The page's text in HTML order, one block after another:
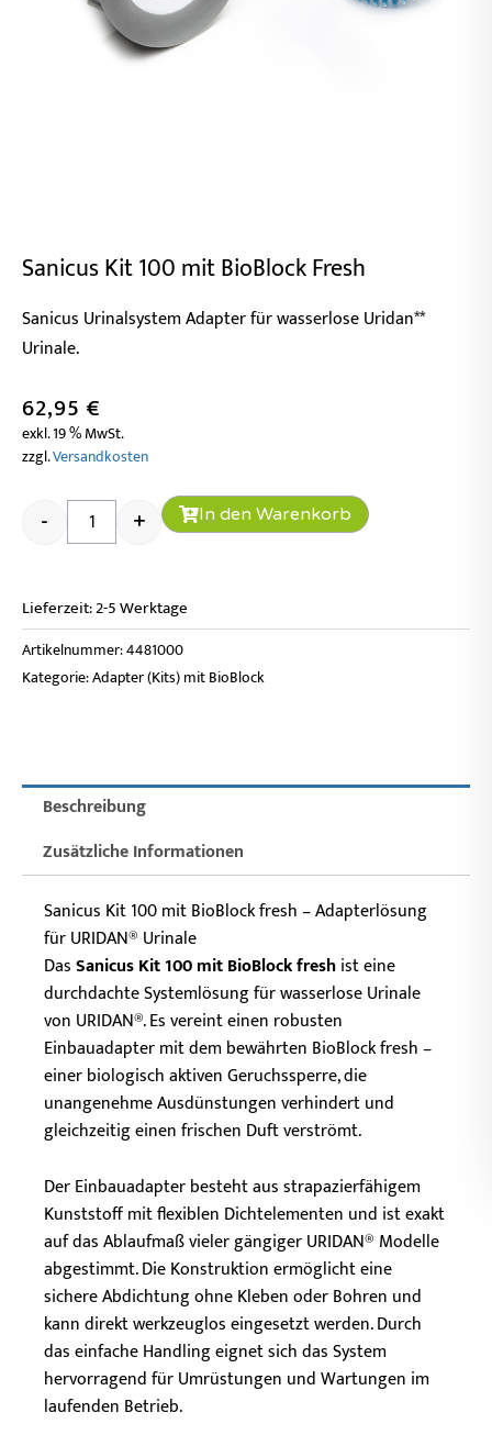
Sanicus Kit 100 mit BioBlock Fresh
Sanicus Urinalsystem Adapter für wasserlose Uridan**
Urinale.
62,95 €
exkl. 19 % MwSt.
zzgl.Versandkosten
- + In den Warenkorb
Lieferzeit:2-5 Werktage
Artikelnummer:4481000
Kategorie:Adapter (Kits) mit BioBlock
Beschreibung
Zusätzliche Informationen
Sanicus Kit 100 mit BioBlock fresh – Adapterlösung
für URIDAN® Urinale
DasSanicus Kit 100 mit BioBlock freshist eine
durchdachte Systemlösung für wasserlose Urinale
von URIDAN®. Es vereint einen robusten
Einbauadapter mit dem bewährten BioBlock fresh –
einer biologisch aktiven Geruchssperre, die
unangenehme Ausdünstungen verhindert und
gleichzeitig einen frischen Duft verströmt.
Der Einbauadapter besteht aus strapazierfähigem
Kunststoff mit flexiblen Dichtelementen und ist exakt
auf das Ablaufmaß vieler gängiger URIDAN® Modelle
abgestimmt. Die Konstruktion ermöglicht eine
sichere Abdichtung ohne Kleben oder Bohren und
kann direkt werkzeuglos eingesetzt werden. Durch
das einfache Handling eignet sich das System
hervorragend für Umrüstungen und Wartungen im
laufenden Betrieb.